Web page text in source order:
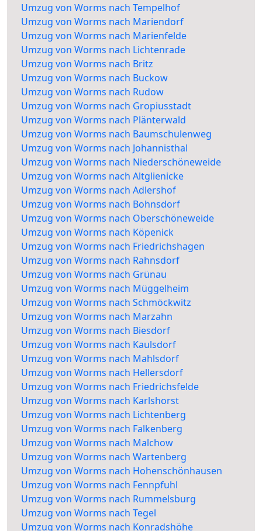
Umzug von Worms nach Tempelhof
Umzug von Worms nach Mariendorf
Umzug von Worms nach Marienfelde
Umzug von Worms nach Lichtenrade
Umzug von Worms nach Britz
Umzug von Worms nach Buckow
Umzug von Worms nach Rudow
Umzug von Worms nach Gropiusstadt
Umzug von Worms nach Plänterwald
Umzug von Worms nach Baumschulenweg
Umzug von Worms nach Johannisthal
Umzug von Worms nach Niederschöneweide
Umzug von Worms nach Altglienicke
Umzug von Worms nach Adlershof
Umzug von Worms nach Bohnsdorf
Umzug von Worms nach Oberschöneweide
Umzug von Worms nach Köpenick
Umzug von Worms nach Friedrichshagen
Umzug von Worms nach Rahnsdorf
Umzug von Worms nach Grünau
Umzug von Worms nach Müggelheim
Umzug von Worms nach Schmöckwitz
Umzug von Worms nach Marzahn
Umzug von Worms nach Biesdorf
Umzug von Worms nach Kaulsdorf
Umzug von Worms nach Mahlsdorf
Umzug von Worms nach Hellersdorf
Umzug von Worms nach Friedrichsfelde
Umzug von Worms nach Karlshorst
Umzug von Worms nach Lichtenberg
Umzug von Worms nach Falkenberg
Umzug von Worms nach Malchow
Umzug von Worms nach Wartenberg
Umzug von Worms nach Hohenschönhausen
Umzug von Worms nach Fennpfuhl
Umzug von Worms nach Rummelsburg
Umzug von Worms nach Tegel
Umzug von Worms nach Konradshöhe